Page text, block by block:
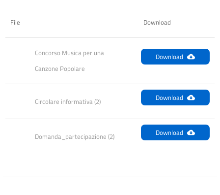
File Download
Concorso Musica per una
Canzone Popolare
Download
Circolare informativa (2) Download
Domanda_partecipazione (2) Download